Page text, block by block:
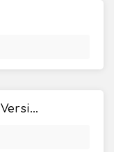
Sagradas Escrituras Version Antigua